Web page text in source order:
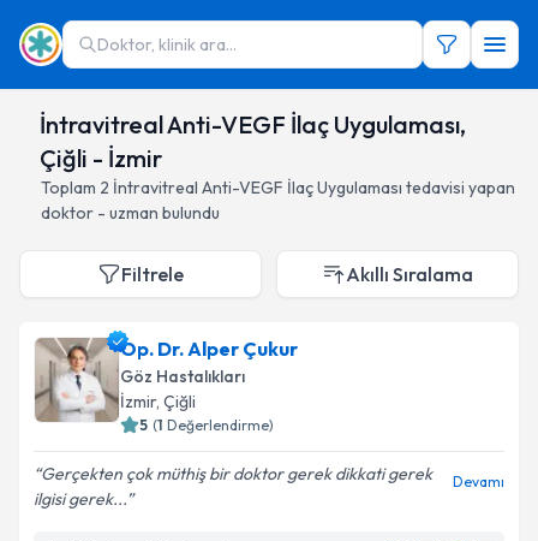
Doktor, klinik ara...
İntravitreal Anti-VEGF İlaç Uygulaması,
Çiğli - İzmir
Toplam 2 İntravitreal Anti-VEGF İlaç Uygulaması tedavisi yapan
doktor - uzman bulundu
Filtrele Akıllı Sıralama
Op. Dr. Alper Çukur
Göz Hastalıkları
İzmir, Çiğli
5 (1 Değerlendirme)
Gerçekten çok müthiş bir doktor gerek dikkati gerek
ilgisi gerek...
Devamı